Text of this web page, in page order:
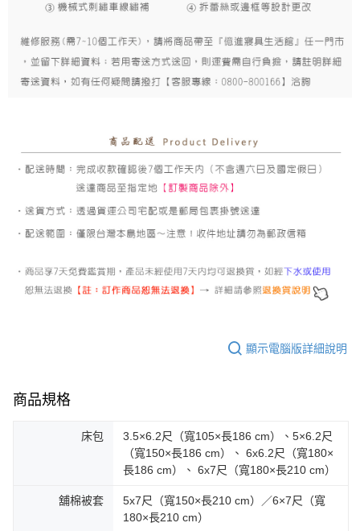
顯示電腦版詳細說明
商品規格
床包
3.5×6.2尺（寬105×長186 cm）、5×6.2尺
（寬150×長186 cm）、 6x6.2尺（寬180×
長186 cm）、 6x7尺（寬180×長210 cm）
舖棉被套
5x7尺（寬150×長210 cm）／6×7尺（寬
180×長210 cm）